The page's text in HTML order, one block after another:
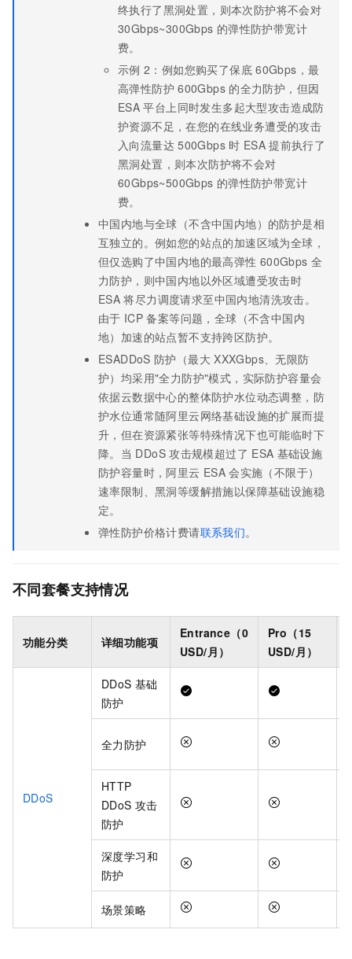
终执行了黑洞处置，则本次防护将不会对
30Gbps~300Gbps 的弹性防护带宽计
费。
示例 2：例如您购买了保底 60Gbps，最
高弹性防护 600Gbps 的全力防护，但因
ESA 平台上同时发生多起大型攻击造成防
护资源不足，在您的在线业务遭受的攻击
入向流量达 500Gbps 时 ESA 提前执行了
黑洞处置，则本次防护将不会对
60Gbps~500Gbps 的弹性防护带宽计
费。
中国内地与全球（不含中国内地）的防护是相
互独立的。例如您的站点的加速区域为全球，
但仅选购了中国内地的最高弹性 600Gbps 全
力防护，则中国内地以外区域遭受攻击时
ESA 将尽力调度请求至中国内地清洗攻击。
由于 ICP 备案等问题，全球（不含中国内
地）加速的站点暂不支持跨区防护。
ESADDoS 防护（最大 XXXGbps、无限防
护）均采用"全力防护"模式，实际防护容量会
依据云数据中心的整体防护水位动态调整，防
护水位通常随阿里云网络基础设施的扩展而提
升，但在资源紧张等特殊情况下也可能临时下
降。当 DDoS 攻击规模超过了 ESA 基础设施
防护容量时，阿里云 ESA 会实施（不限于）
速率限制、黑洞等缓解措施以保障基础设施稳
定。
弹性防护价格计费请联系我们。
不同套餐支持情况
功能分类 详细功能项
Entrance（0
USD/月）
Pro（15
USD/月）
DDoS
DDoS 基础
防护
全力防护
HTTP
DDoS 攻击
防护
深度学习和
防护
场景策略